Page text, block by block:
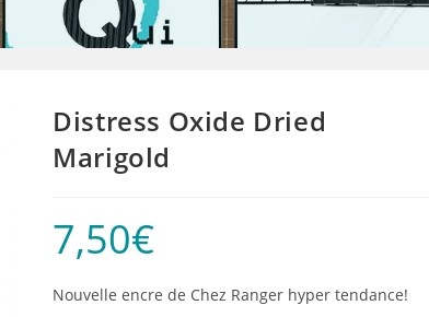
Distress Oxide Dried
Marigold
7,50€
Nouvelle encre de Chez Ranger hyper tendance!